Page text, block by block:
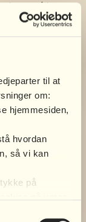
til at
om:
hjemmesiden,
hvordan
så vi kan
på
respekterer
Giv venner
jeres barn
det alligevel
BØRNENE I
tid derefter
har samlet